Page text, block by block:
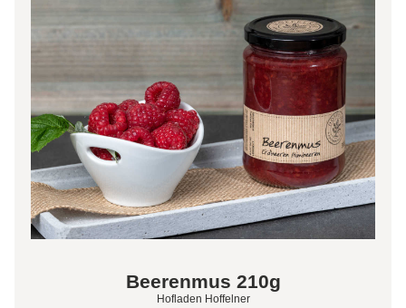
Beerenmus 210g
Hofladen Hoffelner